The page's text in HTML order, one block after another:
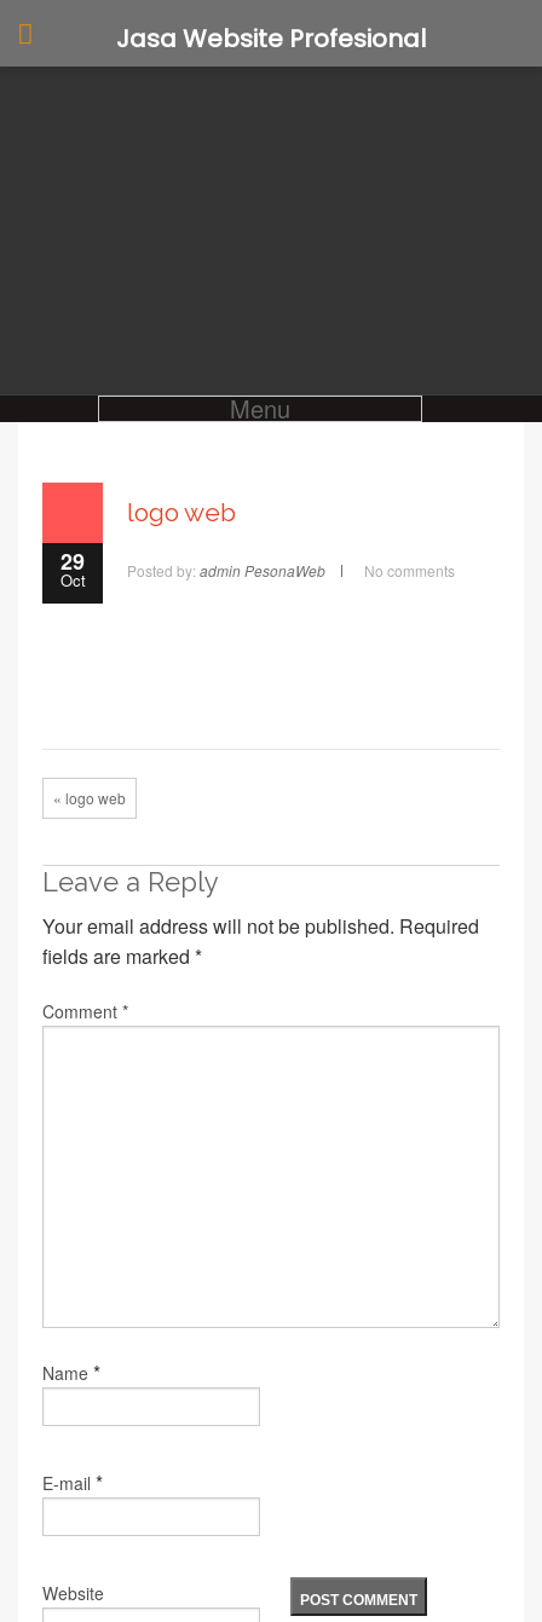
Menu
29
Oct
logo web
Posted by: admin PesonaWeb No comments
« logo web
Leave a Reply
Your email address will not be published. Required
fields are marked *
Comment *
Name *
E-mail *
Website
Jasa Website Profesional